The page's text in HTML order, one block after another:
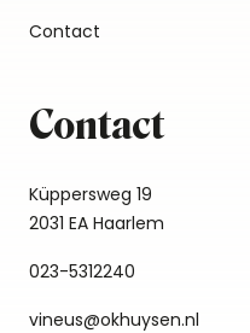
Contact
Contact
Küppersweg 19
2031 EA Haarlem
023-5312240
vineus@okhuysen.nl